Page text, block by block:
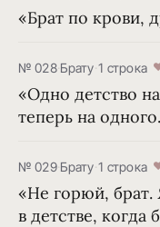
«Брат по крови,
№ 028·Брату·1 строка
«Одно детство
теперь на
№ 029·Брату·1 строка
«Не горюй,
в детстве, когда